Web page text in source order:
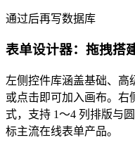
通过后再写数据库
表单设计器：拖拽搭
左侧控件库涵盖基础、高
或点击即可加入画布。右
式，支持 1～4 列排版与
标主流在线表单产品。